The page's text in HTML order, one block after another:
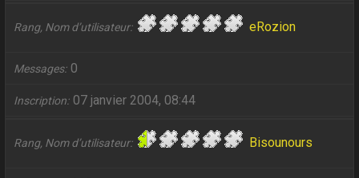
Rang, Nom d’utilisateur eRozion
Messages 0
Inscription 07 janvier 2004, 08:44
Rang, Nom d’utilisateur Bisounours